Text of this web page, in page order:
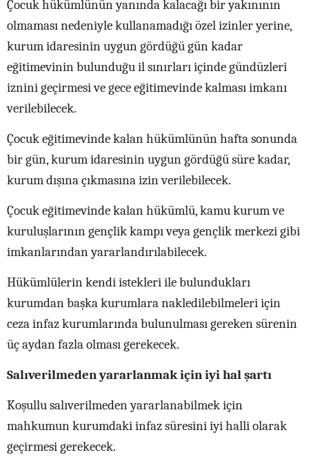
Çocuk hükümlünün yanında kalacağı bir yakınının
olmaması nedeniyle kullanamadığı özel izinler yerine,
kurum idaresinin uygun gördüğü gün kadar
eğitimevinin bulunduğu il sınırları içinde gündüzleri
iznini geçirmesi ve gece eğitimevinde kalması imkanı
verilebilecek.
Çocuk eğitimevinde kalan hükümlünün hafta sonunda
bir gün, kurum idaresinin uygun gördüğü süre kadar,
kurum dışına çıkmasına izin verilebilecek.
Çocuk eğitimevinde kalan hükümlü, kamu kurum ve
kuruluşlarının gençlik kampı veya gençlik merkezi gibi
imkanlarından yararlandırılabilecek.
Hükümlülerin kendi istekleri ile bulundukları
kurumdan başka kurumlara nakledilebilmeleri için
ceza infaz kurumlarında bulunulması gereken sürenin
üç aydan fazla olması gerekecek.
Salıverilmeden yararlanmak için iyi hal şartı
Koşullu salıverilmeden yararlanabilmek için
mahkumun kurumdaki infaz süresini iyi halli olarak
geçirmesi gerekecek.